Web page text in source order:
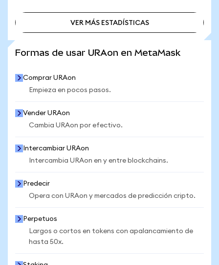
VER MÁS ESTADÍSTICAS
Formas de usar URAon en MetaMask
Comprar URAon
Empieza en pocos pasos.
Vender URAon
Cambia URAon por efectivo.
Intercambiar URAon
Intercambia URAon en y entre blockchains.
Predecir
Opera con URAon y mercados de predicción cripto.
Perpetuos
Largos o cortos en tokens con apalancamiento de
hasta 50x.